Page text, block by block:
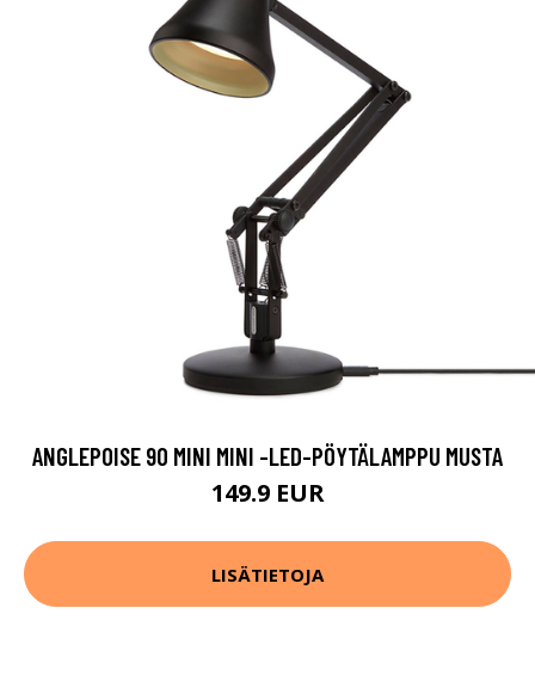
ANGLEPOISE 90 MINI MINI -LED-PÖYTÄLAMPPU MUSTA
149.9 EUR
LISÄTIETOJA